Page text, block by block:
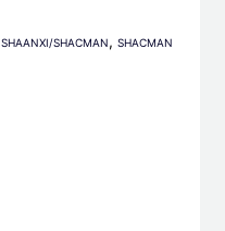
SHAANXI/SHACMAN, SHACMAN